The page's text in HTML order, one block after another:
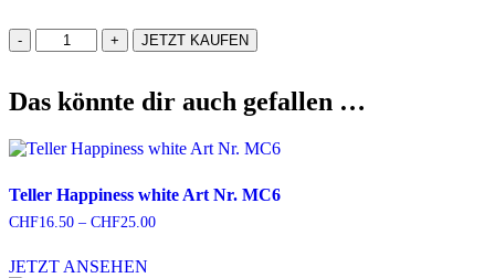
Titanium
Travertin
rund
cm
Art
Mo31
Menge
JETZT KAUFEN
Das könnte dir auch gefallen …
Teller Happiness white Art Nr. MC6
CHF16.50 – CHF25.00
JETZT ANSEHEN